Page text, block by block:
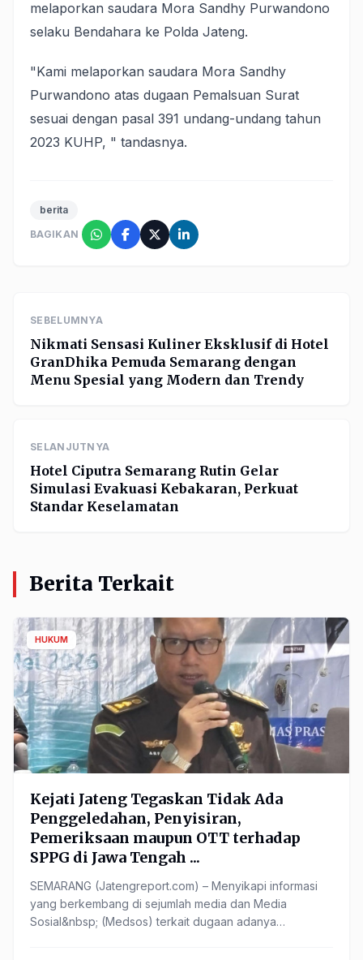
melaporkan saudara Mora Sandhy Purwandono
selaku Bendahara ke Polda Jateng.
"Kami melaporkan saudara Mora Sandhy
Purwandono atas dugaan Pemalsuan Surat
sesuai dengan pasal 391 undang-undang tahun
2023 KUHP, " tandasnya.
berita
BAGIKAN
SEBELUMNYA
Nikmati Sensasi Kuliner Eksklusif di Hotel
GranDhika Pemuda Semarang dengan
Menu Spesial yang Modern dan Trendy
SELANJUTNYA
Hotel Ciputra Semarang Rutin Gelar
Simulasi Evakuasi Kebakaran, Perkuat
Standar Keselamatan
Berita Terkait
HUKUM
Kejati Jateng Tegaskan Tidak Ada
Penggeledahan, Penyisiran,
Pemeriksaan maupun OTT terhadap
SPPG di Jawa Tengah ...
SEMARANG (Jatengreport.com) – Menyikapi informasi
yang berkembang di sejumlah media dan Media
Sosial&nbsp; (Medsos) terkait dugaan adanya